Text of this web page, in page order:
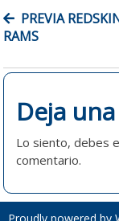
NAVEGACIÓN
DE
ENTRADAS
PREVIA
RAMS
Deja
Lo siento, debes
comentario.
Proudly powered by